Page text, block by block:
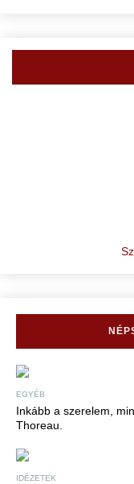
EGYÉB
Inkább a szerelem,
Thoreau.
IDÉZETEK